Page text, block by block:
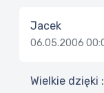
Jacek
06.05.2006
Wielkie dzięki